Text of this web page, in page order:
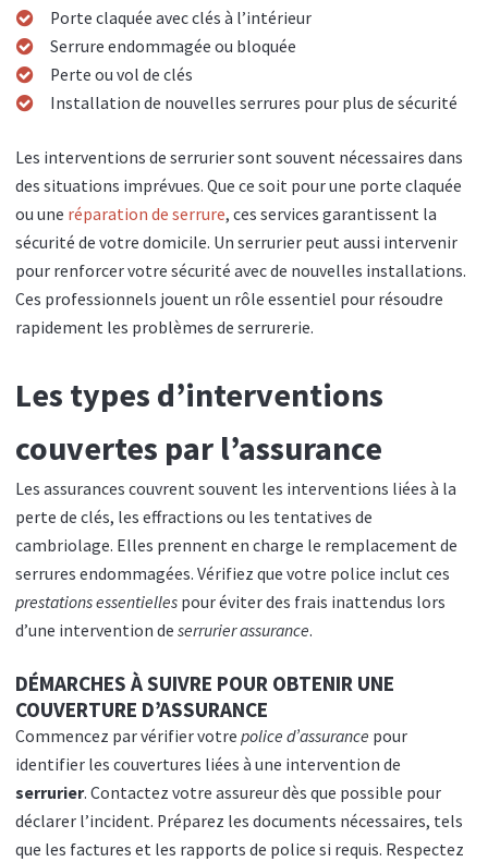
Porte claquée avec clés à l’intérieur
Serrure endommagée ou bloquée
Perte ou vol de clés
Installation de nouvelles serrures pour plus de sécurité
Les interventions de serrurier sont souvent nécessaires dans
des situations imprévues. Que ce soit pour une porte claquée
ou une réparation de serrure, ces services garantissent la
sécurité de votre domicile. Un serrurier peut aussi intervenir
pour renforcer votre sécurité avec de nouvelles installations.
Ces professionnels jouent un rôle essentiel pour résoudre
rapidement les problèmes de serrurerie.
Les types d’interventions
couvertes par l’assurance
Les assurances couvrent souvent les interventions liées à la
perte de clés, les effractions ou les tentatives de
cambriolage. Elles prennent en charge le remplacement de
serrures endommagées. Vérifiez que votre police inclut ces
prestations essentielles pour éviter des frais inattendus lors
d’une intervention de serrurier assurance.
DÉMARCHES À SUIVRE POUR OBTENIR UNE
COUVERTURE D’ASSURANCE
Commencez par vérifier votre police d’assurance pour
identifier les couvertures liées à une intervention de
serrurier. Contactez votre assureur dès que possible pour
déclarer l’incident. Préparez les documents nécessaires, tels
que les factures et les rapports de police si requis. Respectez